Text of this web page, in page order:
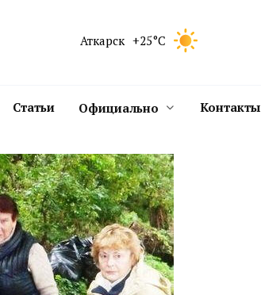
Аткарск +25°C
Статьи Официально Контакты